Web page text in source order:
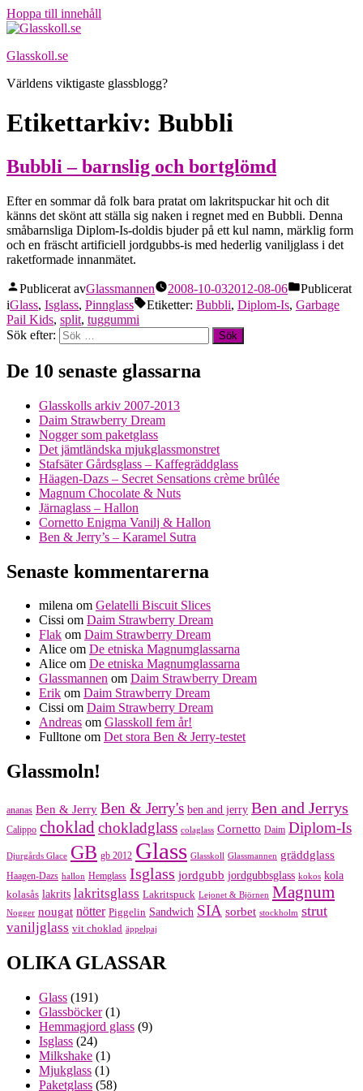
Hoppa till innehåll
Glasskoll.se
Världens viktigaste glassblogg?
Etikettarkiv: Bubbli
Bubbli – barnslig och bortglömd
Efter en sommar då folk bara pratat om lakritspuckar hit och dit
känns det skönt att ställa sig naken i regnet med en Bubbli. Denna
småbarnsliga Diplom-Is-doldis bjuder på ett kul namn, märklig form
och en fräscht artificiell jordgubbs-is med hederlig vaniljglass i det
raketformade innanmätet.
Publicerat avGlassmannen 2008-10-032012-08-06
Publicerat
iGlass, Isglass, Pinnglass Etiketter: Bubbli, Diplom-Is, Garbage
Pail Kids, split, tuggummi
Sök efter:
De 10 senaste glassarna
Glasskolls arkiv 2007-2013
Daim Strawberry Dream
Nogger som paketglass
Det jämtländska mjukglassmonstret
Stafsäter Gårdsglass – Kaffegräddglass
Häagen-Dazs – Secret Sensations crème brûlée
Magnum Chocolate & Nuts
Järnaglass – Hallon
Cornetto Enigma Vanilj & Hallon
Ben & Jerry’s – Karamel Sutra
Senaste kommentarerna
milena om Gelatelli Biscuit Slices
Cissi om Daim Strawberry Dream
Flak om Daim Strawberry Dream
Alice om De etniska Magnumglassarna
Alice om De etniska Magnumglassarna
Glassmannen om Daim Strawberry Dream
Erik om Daim Strawberry Dream
Cissi om Daim Strawberry Dream
Andreas om Glasskoll fem år!
Fulltone om Det stora Ben & Jerry-testet
Glassmoln!
ananas Ben & Jerry Ben & Jerry's ben and jerry Ben and Jerrys
Calippo choklad chokladglass colaglass Cornetto Daim Diplom-Is
Djurgårds Glace GB gb 2012 Glass Glasskoll Glassmannen gräddglass
Haagen-Dazs hallon Hemglass Isglass jordgubb jordgubbsglass kokos kola
kolasås lakrits lakritsglass Lakritspuck Lejonet & Björnen Magnum
Nogger nougat nötter Piggelin Sandwich SIA sorbet stockholm strut
vaniljglass vit choklad äppelpaj
OLIKA GLASSAR
Glass (191)
Glassböcker(1)
Hemmagjord glass (9)
Isglass (24)
Milkshake (1)
Mjukglass (1)
Paketglass (58)